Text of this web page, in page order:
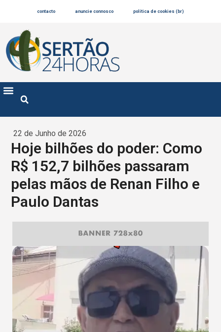
contacto anuncie connosco política de cookies (br)
22 de Junho de 2026
Hoje bilhões do poder: Como
R$ 152,7 bilhões passaram
pelas mãos de Renan Filho e
Paulo Dantas